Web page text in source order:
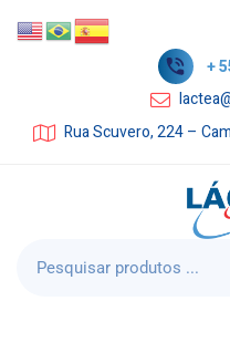
+
Rua Scuvero, 224 –